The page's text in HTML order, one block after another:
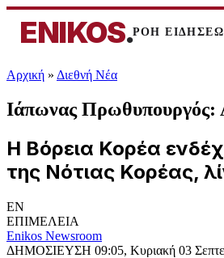
ENIKOS.ΡΟΗ
Αρχική » Διεθνή Νέα
Ιάπωνας Πρωθυπουργός:
Η Βόρεια Κορέα
της Νότιας Κορέας,
EN
ΕΠΙΜΕΛΕΙΑ
Enikos Newsroom
ΔΗΜΟΣΙΕΥΣΗ 09:05, Κυριακή 03